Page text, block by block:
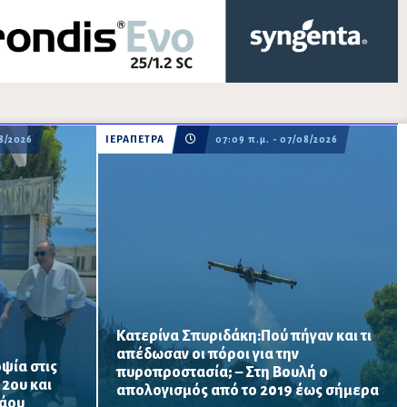
2026
στις
και
να
ΙΕΡΑΠΕΤΡΑ 07:09 π.μ. - 07/08/2026
Κατερίνα Σπυριδάκη:Πού πήγαν και τι
απέδωσαν οι πόροι για την
πυροπροστασία; – Στη Βουλή ο
απολογισμός από το 2019 έως σήμερα
Το ΠΑΣΟΚ ζητά πλήρη απολογισμό των
χρηματοδοτήσεων από το 2019, στοιχεία